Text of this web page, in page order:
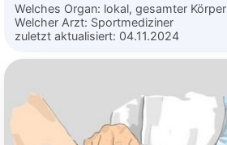
Welches Organ: lokal, gesamter Körper
Welcher Arzt: Sportmediziner
zuletzt aktualisiert: 04.11.2024